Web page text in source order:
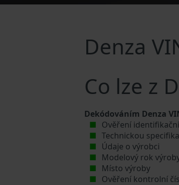
Denza
Co lze z
Dekódováním Denza
Ověření
Technickou
Údaje o výrobci
Modelový rok
Místo výroby
Ověření kontrolní